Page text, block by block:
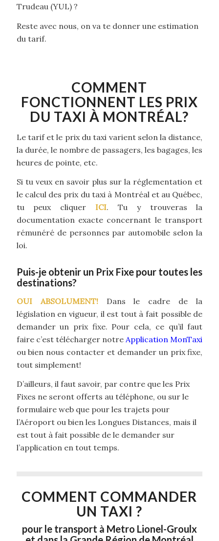
Trudeau (YUL) ?
Reste avec nous, on va te donner une estimation
du tarif.
COMMENT
FONCTIONNENT LES PRIX
DU TAXI À MONTRÉAL?
Le tarif et le prix du taxi varient selon la distance,
la durée, le nombre de passagers, les bagages, les
heures de pointe, etc.
Si tu veux en savoir plus sur la réglementation et
le calcul des prix du taxi à Montréal et au Québec,
tu peux cliquer ICI. Tu y trouveras la
documentation exacte concernant le transport
rémunéré de personnes par automobile selon la
loi.
Puis-je obtenir un Prix Fixe pour toutes les
destinations?
OUI ABSOLUMENT!Dans le cadre de la
législation en vigueur, il est tout à fait possible de
demander un prix fixe. Pour cela, ce qu’il faut
faire c’est télécharger notre Application MonTaxi
ou bien nous contacter et demander un prix fixe,
tout simplement!
D’ailleurs, il faut savoir, par contre que les Prix
Fixes ne seront offerts au téléphone, ou sur le
formulaire web que pour les trajets pour
l’Aéroport ou bien les Longues Distances, mais il
est tout à fait possible de le demander sur
l’application en tout temps.
COMMENT COMMANDER
UN TAXI ?
pour le transport à Metro Lionel-Groulx